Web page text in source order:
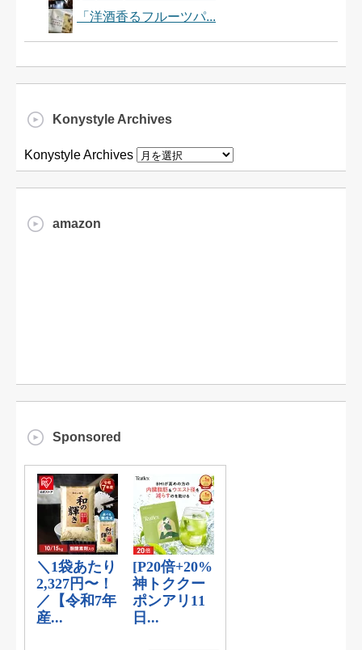
「洋酒香るフルーツパ...
Konystyle Archives
Konystyle Archives
amazon
Sponsored